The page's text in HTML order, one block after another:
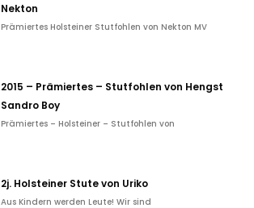
Nekton
Prämiertes Holsteiner Stutfohlen von Nekton MV
2015 – Prämiertes – Stutfohlen von Hengst
Sandro Boy
Prämiertes – Holsteiner – Stutfohlen von
2j. Holsteiner Stute von Uriko
Aus Kindern werden Leute! Wir sind